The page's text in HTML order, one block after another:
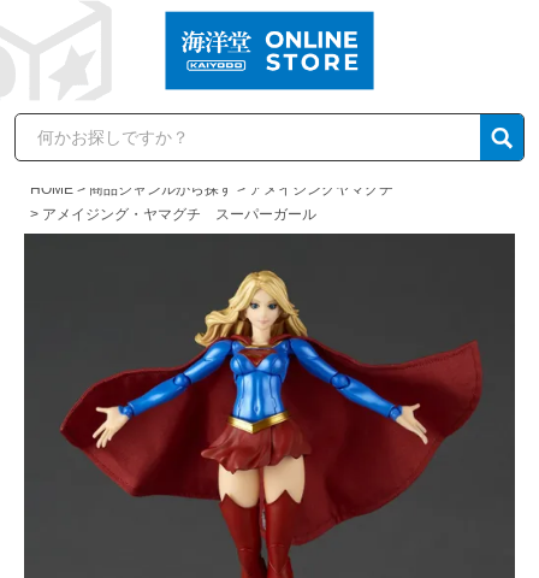
HOME 商品ジャンルから探す
アメイジングヤマグチ
アメイジング・ヤマグチ スーパーガール